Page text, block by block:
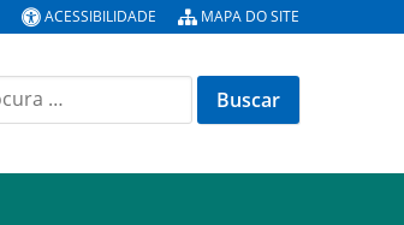
ACESSIBILIDADE MAPA DO SITE